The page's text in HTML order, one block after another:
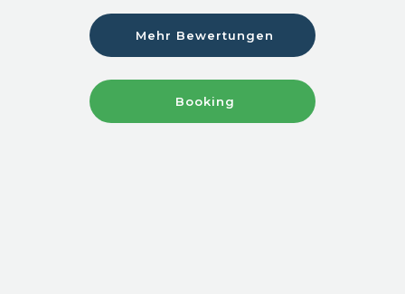
Mehr Bewertungen
Booking